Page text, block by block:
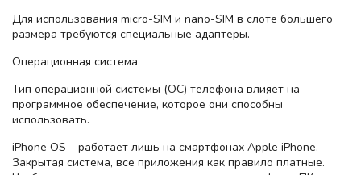
Для использования micro-SIM и nano-SIM в слоте большего
размера требуются специальные адаптеры.
Операционная система
Тип операционной системы (ОС) телефона влияет на
программное обеспечение, которое они способны
использовать.
iPhone OS – работает лишь на смартфонах Apple iPhone.
Закрытая система, все приложения как правило платные.